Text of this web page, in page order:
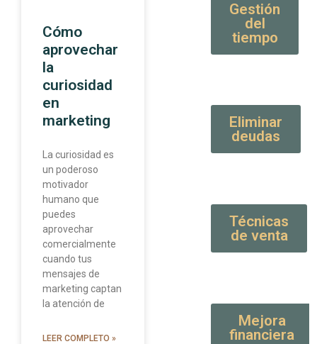
Cómo
aprovechar
la
curiosidad
en
marketing
La curiosidad es
un poderoso
motivador
humano que
puedes
aprovechar
comercialmente
cuando tus
mensajes de
marketing captan
la atención de
LEER COMPLETO »
Gestión
del
tiempo
Eliminar
deudas
Técnicas
de venta
Mejora
financiera